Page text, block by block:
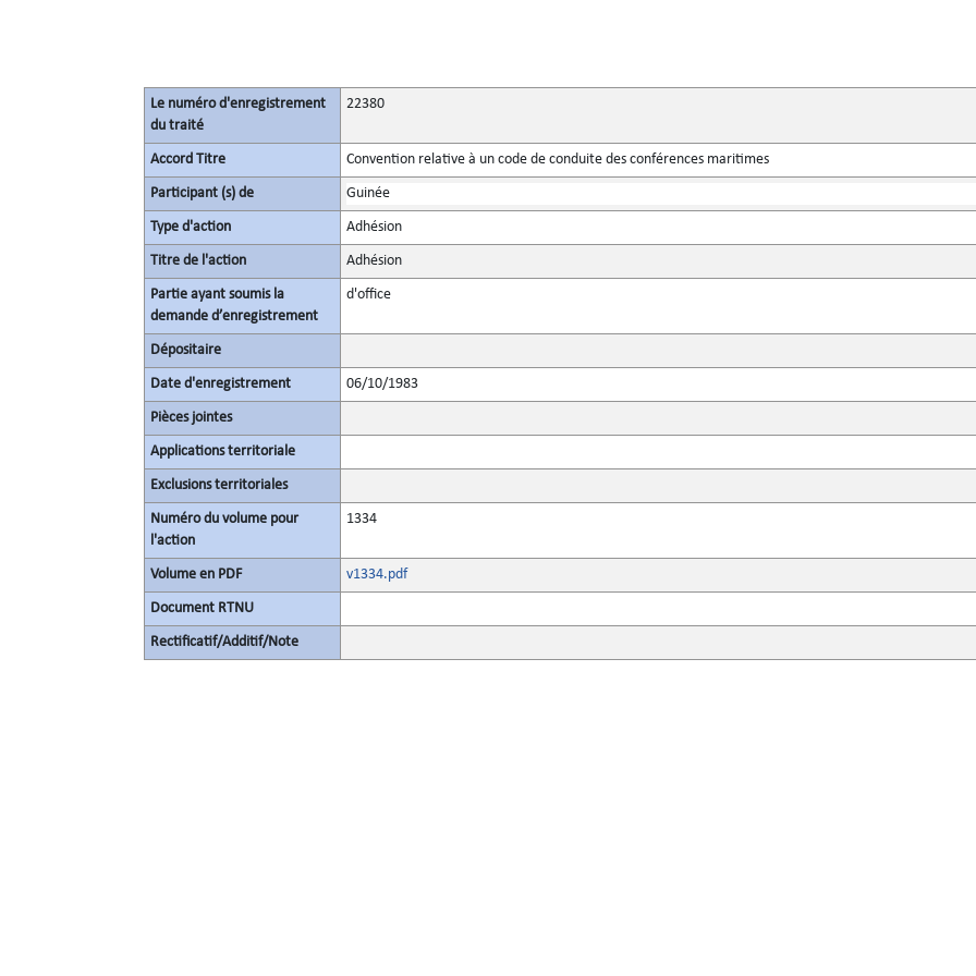
Le numéro d'enregistrement
du traité
22380
Accord Titre Convention relative à un code de conduite des conférences maritimes
Participant (s) de Guinée
Type d'action Adhésion
Titre de l'action Adhésion
Partie ayant soumis la
demande d’enregistrement
d'office
Dépositaire
Date d'enregistrement 06/10/1983
Pièces jointes
Applications territoriale
Exclusions territoriales
Numéro du volume pour
l'action
1334
Volume en PDF v1334.pdf
Document RTNU
Rectificatif/Additif/Note